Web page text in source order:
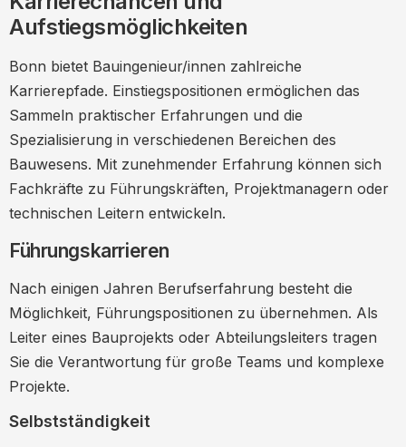
Aufstiegsmöglichkeiten
Bonn bietet Bauingenieur/innen zahlreiche
Karrierepfade. Einstiegspositionen ermöglichen das
Sammeln praktischer Erfahrungen und die
Spezialisierung in verschiedenen Bereichen des
Bauwesens. Mit zunehmender Erfahrung können sich
Fachkräfte zu Führungskräften, Projektmanagern oder
technischen Leitern entwickeln.
Führungskarrieren
Nach einigen Jahren Berufserfahrung besteht die
Möglichkeit, Führungspositionen zu übernehmen. Als
Leiter eines Bauprojekts oder Abteilungsleiters tragen
Sie die Verantwortung für große Teams und komplexe
Projekte.
Selbstständigkeit